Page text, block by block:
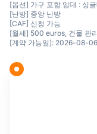
[옵션] 가구 포함 임대 : 싱
[난방] 중앙 난방
[CAF] 신청 가능
[월세] 500 euros, 건물 관
[계약 가능일]: 2026-08-06